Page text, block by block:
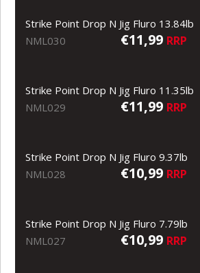
Strike Point Drop N Jig Fluro 13.84lb
NML030
€11,99 RRP
Strike Point Drop N Jig Fluro 11.35lb
NML029
€11,99 RRP
Strike Point Drop N Jig Fluro 9.37lb
NML028
€10,99 RRP
Strike Point Drop N Jig Fluro 7.79lb
NML027
€10,99 RRP